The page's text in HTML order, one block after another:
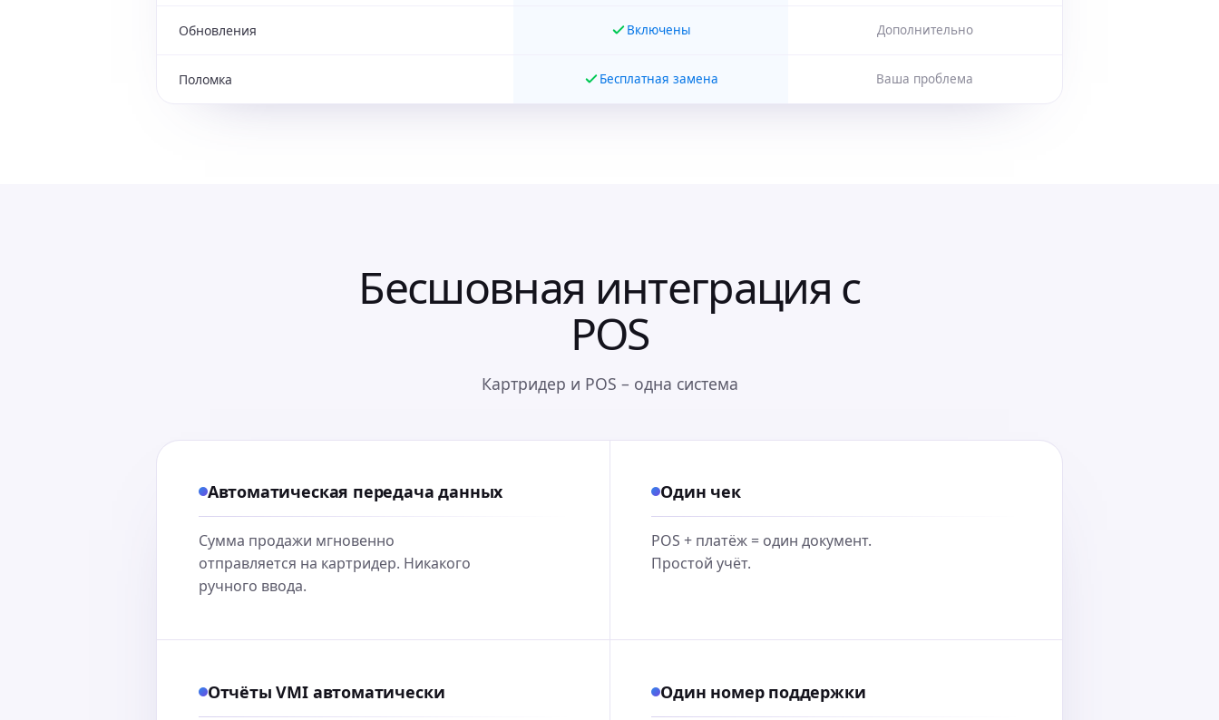
Обновления Включены Дополнительно
Поломка Бесплатная замена Ваша проблема
Бесшовная интеграция с
POS
Картридер и POS – одна система
Автоматическая передача данных
Сумма продажи мгновенно
отправляется на картридер. Никакого
ручного ввода.
Один чек
POS + платёж = один документ.
Простой учёт.
Отчёты VMI автоматически Один номер поддержки